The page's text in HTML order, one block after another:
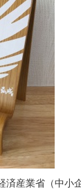
済産業省（中小